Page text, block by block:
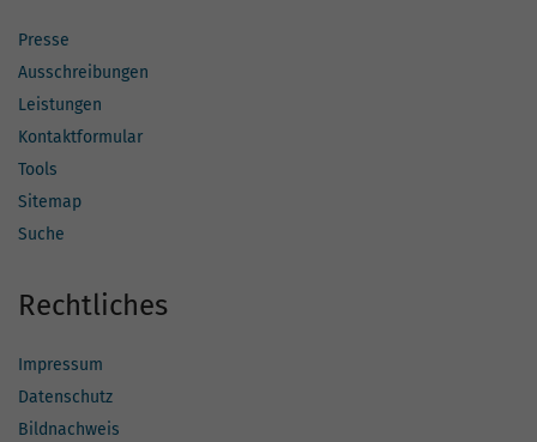
Presse
Ausschreibungen
Leistungen
Kontaktformular
Tools
Sitemap
Suche
Rechtliches
Impressum
Datenschutz
Bildnachweis